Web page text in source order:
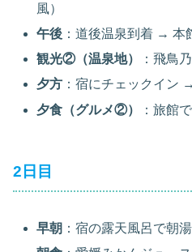
風）
午後 ：道後温泉到着 → 本
観光②（温泉地）
：飛鳥
夕方 ：宿にチェックイン
夕食（グルメ②）
：旅館
2日目
早朝 ：宿の露天風呂で朝湯